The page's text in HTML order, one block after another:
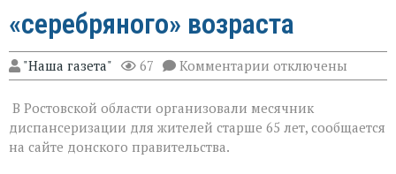
«серебряного» возраста
"Наша газета" 67 Комментарии к
записи
Дону
проходит
месячник
отключены
В Ростовской области организовали месячник
диспансеризации для жителей старше 65 лет, сообщается
на сайте донского правительства.